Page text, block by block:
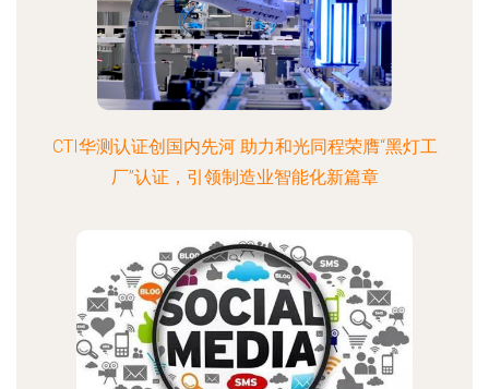
CTI华测认证创国内先河 助力和光同程荣膺“黑灯工
厂”认证，引领制造业智能化新篇章